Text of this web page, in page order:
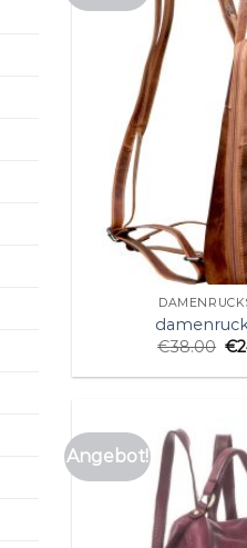
€38.00 €
Angebot!